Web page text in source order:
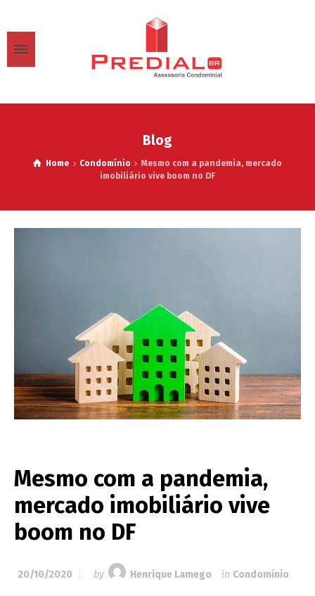
Blog
Home Condomínio
Mesmo com a pandemia, mercado
imobiliário vive boom no DF
Mesmo com a pandemia,
mercado imobiliário vive
boom no DF
20/10/2020 by Henrique Lamego in Condomínio